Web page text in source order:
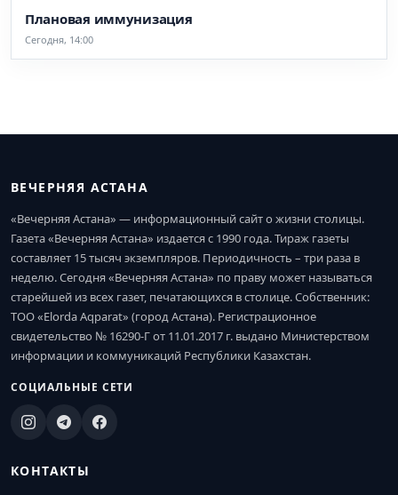
Плановая иммунизация
Сегодня, 14:00
ВЕЧЕРНЯЯ АСТАНА
«Вечерняя Астана» — информационный сайт о жизни столицы.
Газета «Вечерняя Астана» издается с 1990 года. Тираж газеты
составляет 15 тысяч экземпляров. Периодичность – три раза в
неделю. Сегодня «Вечерняя Астана» по праву может называться
старейшей из всех газет, печатающихся в столице. Собственник:
ТОО «Elorda Aqparat» (город Астана). Регистрационное
свидетельство № 16290-Г от 11.01.2017 г. выдано Министерством
информации и коммуникаций Республики Казахстан.
СОЦИАЛЬНЫЕ СЕТИ
КОНТАКТЫ